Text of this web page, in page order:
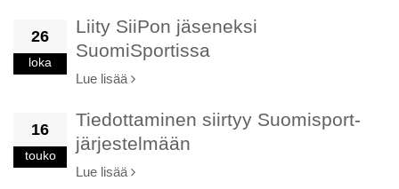
26
loka
Liity SiiPon jäseneksi
SuomiSportissa
Lue lisää
16
touko
Tiedottaminen siirtyy Suomisport-
järjestelmään
Lue lisää